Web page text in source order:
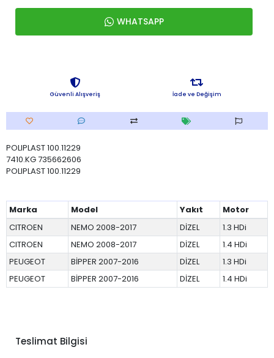
WHATSAPP
Güvenli Alışveriş İade ve Değişim
POLIPLAST 100.11229
7410.KG 735662606
POLIPLAST 100.11229
Marka Model Yakıt
Motor
CITROEN
NEMO 2008-2017 DİZEL
1.3 HDi
CITROEN
NEMO 2008-2017 DİZEL
1.4 HDi
PEUGEOT
BİPPER 2007-2016 DİZEL
1.3 HDi
PEUGEOT
BİPPER 2007-2016 DİZEL 1.4 HDi
Teslimat Bilgisi